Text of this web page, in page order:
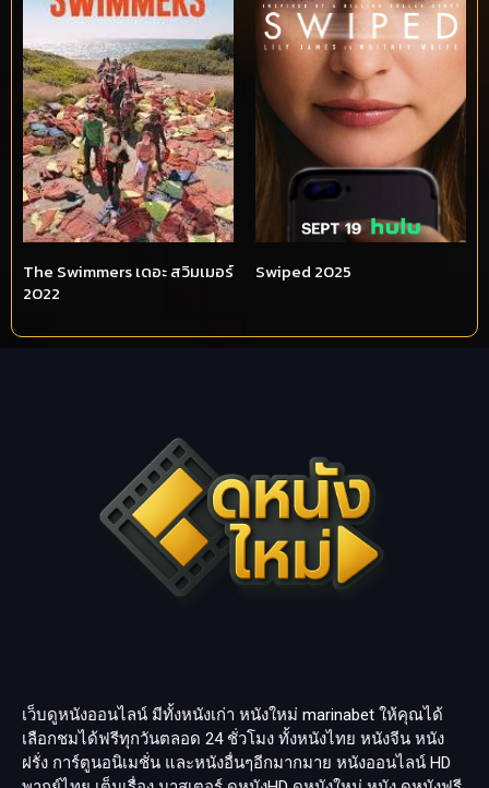
The Swimmers เดอะ สวิมเมอร์
2022
Swiped 2025
เว็บดูหนังออนไลน์ มีทั้งหนังเก่า หนังใหม่ marinabet ให้คุณได้
เลือกชมได้ฟรีทุกวันตลอด 24 ชั่วโมง ทั้งหนังไทย หนังจีน หนัง
ฝรั่ง การ์ตูนอนิเมชั่น และหนังอื่นๆอีกมากมาย หนังออนไลน์ HD